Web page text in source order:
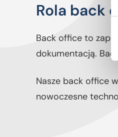
Rola back
Back office to
dokumentacją.
Nasze back office
nowoczesne